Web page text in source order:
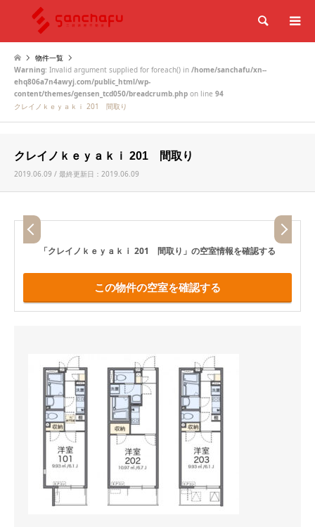
検索
物件一覧
Warning: Invalid argument supplied for foreach() in /home/sanchafu/xn--
ehq806a7n4awyj.com/public_html/wp-
content/themes/gensen_tcd050/breadcrumb.php on line 94
クレイノｋｅｙａｋｉ 201 間取り
クレイノｋｅｙａｋｉ 201 間取り
2019.06.09 / 最終更新日：2019.06.09
「クレイノｋｅｙａｋｉ 201 間取り」 の空室情報を確認する
この物件の空室を確認する